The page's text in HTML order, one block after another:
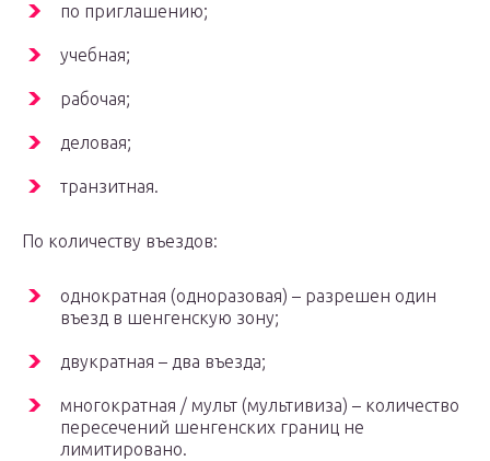
по приглашению;
учебная;
рабочая;
деловая;
транзитная.
По количеству въездов:
однократная (одноразовая) – разрешен один
въезд в шенгенскую зону;
двукратная – два въезда;
многократная / мульт (мультивиза) – количество
пересечений шенгенских границ не
лимитировано.